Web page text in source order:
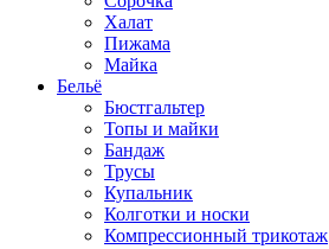
Халат
Пижама
Майка
Бельё
Бюстгальтер
Топы и майки
Бандаж
Трусы
Купальник
Колготки и носки
Компрессионный трикотаж